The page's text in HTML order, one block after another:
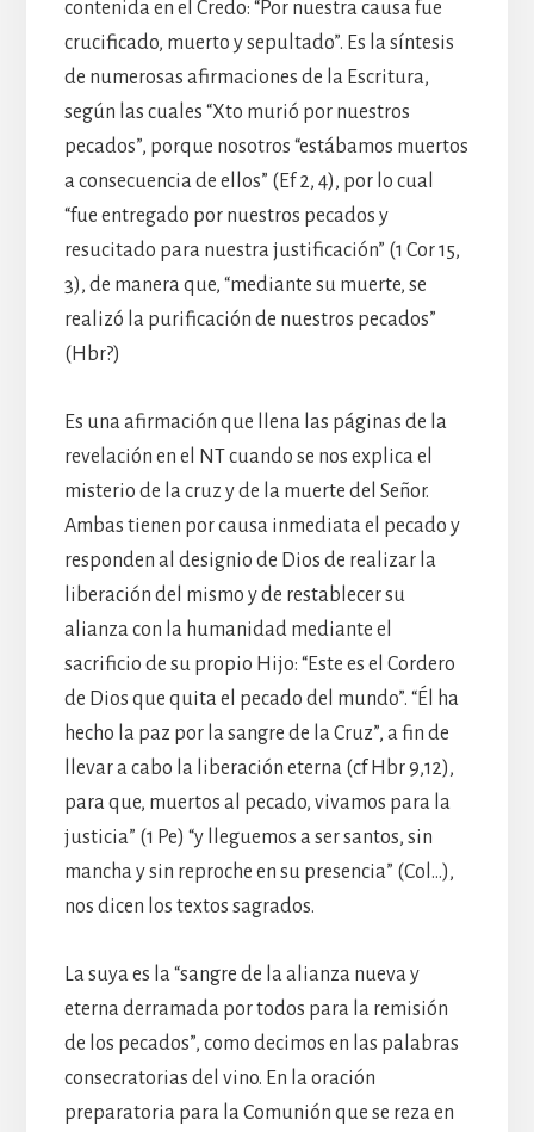
contenida en el Credo: “Por nuestra causa fue
crucificado, muerto y sepultado”. Es la síntesis
de numerosas afirmaciones de la Escritura,
según las cuales “Xto murió por nuestros
pecados”, porque nosotros “estábamos muertos
a consecuencia de ellos” (Ef 2, 4), por lo cual
“fue entregado por nuestros pecados y
resucitado para nuestra justificación” (1 Cor 15,
3), de manera que, “mediante su muerte, se
realizó la purificación de nuestros pecados”
(Hbr?)
Es una afirmación que llena las páginas de la
revelación en el NT cuando se nos explica el
misterio de la cruz y de la muerte del Señor.
Ambas tienen por causa inmediata el pecado y
responden al designio de Dios de realizar la
liberación del mismo y de restablecer su
alianza con la humanidad mediante el
sacrificio de su propio Hijo: “Este es el Cordero
de Dios que quita el pecado del mundo”. “Él ha
hecho la paz por la sangre de la Cruz”, a fin de
llevar a cabo la liberación eterna (cf Hbr 9,12),
para que, muertos al pecado, vivamos para la
justicia” (1 Pe) “y lleguemos a ser santos, sin
mancha y sin reproche en su presencia” (Col…),
nos dicen los textos sagrados.
La suya es la “sangre de la alianza nueva y
eterna derramada por todos para la remisión
de los pecados”, como decimos en las palabras
consecratorias del vino. En la oración
preparatoria para la Comunión que se reza en